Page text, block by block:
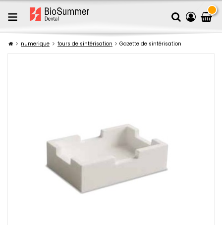
numerique fours de sintérisation Gazette de sintérisation